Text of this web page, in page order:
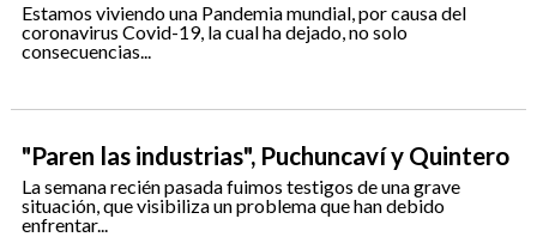
Estamos viviendo una Pandemia mundial, por causa del
coronavirus Covid-19, la cual ha dejado, no solo
consecuencias...
"Paren las industrias", Puchuncaví y Quintero
La semana recién pasada fuimos testigos de una grave
situación, que visibiliza un problema que han debido
enfrentar...